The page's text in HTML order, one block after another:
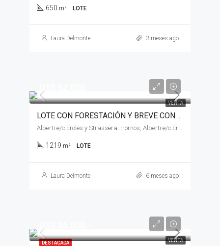
650 m² LOTE
Laura Delmonte 3 meses ago
VENTA
LOTE CON FORESTACIÓN Y BREVE CONSTRUCCIÓN EN VENTA, GENERAL HORNOS
1219 m² LOTE
Laura Delmonte 6 meses ago
DESTACADA VENTA